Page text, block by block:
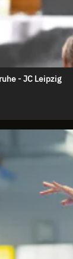
- JC Leipzig